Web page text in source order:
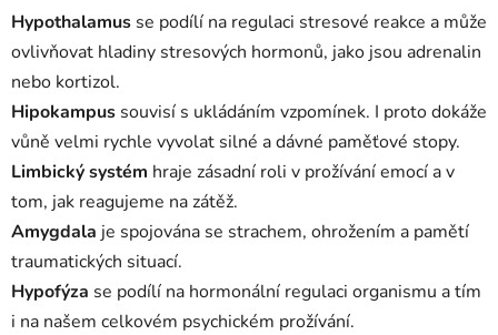
Hypothalamus se podílí na regulaci stresové reakce a může
ovlivňovat hladiny stresových hormonů, jako jsou adrenalin
nebo kortizol.
Hipokampus souvisí s ukládáním vzpomínek. I proto dokáže
vůně velmi rychle vyvolat silné a dávné paměťové stopy.
Limbický systém hraje zásadní roli v prožívání emocí a v
tom, jak reagujeme na zátěž.
Amygdala je spojována se strachem, ohrožením a pamětí
traumatických situací.
Hypofýza se podílí na hormonální regulaci organismu a tím
i na našem celkovém psychickém prožívání.